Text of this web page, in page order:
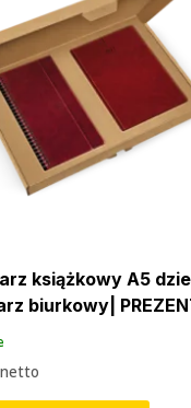
książkowy A5
biurkowy|
netto